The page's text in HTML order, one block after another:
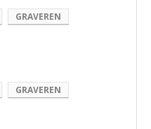
GRAVEREN
GRAVEREN